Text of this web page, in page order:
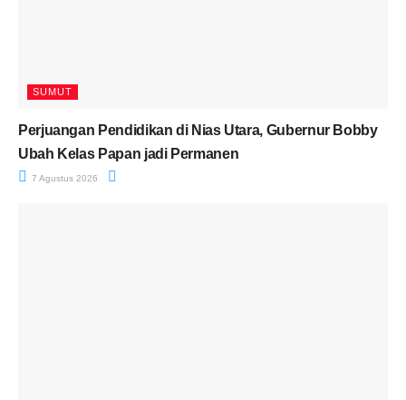
SUMUT
Perjuangan Pendidikan di Nias Utara, Gubernur Bobby
Ubah Kelas Papan jadi Permanen
7 Agustus 2026